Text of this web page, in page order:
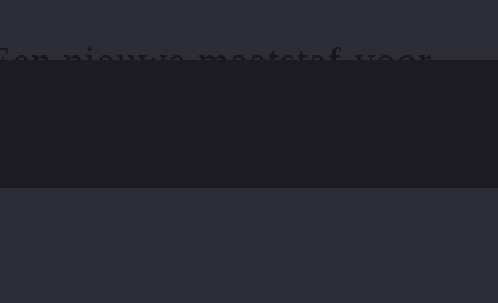
nieuwe maatstaf voor
professionele